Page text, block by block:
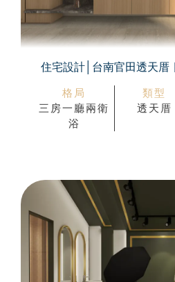
住宅設計│台南官田透天厝
格局
三房一廳兩衛
浴
類型
透天厝